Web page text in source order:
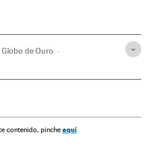
de Ouro
América do Norte Cinema
contenido, pinche aquí